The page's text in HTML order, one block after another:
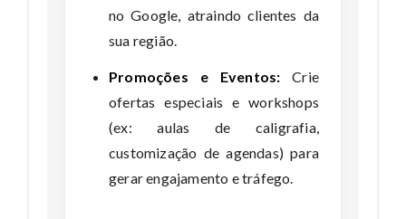
no Google, atraindo clientes da
sua região.
Promoções e Eventos: Crie
ofertas especiais e workshops
(ex: aulas de caligrafia,
customização de agendas) para
gerar engajamento e tráfego.